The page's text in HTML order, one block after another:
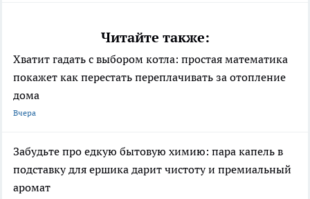
Читайте также:
Хватит гадать с выбором котла: простая математика
покажет как перестать переплачивать за отопление
дома
Вчера
Забудьте про едкую бытовую химию: пара капель в
подставку для ершика дарит чистоту и премиальный
аромат